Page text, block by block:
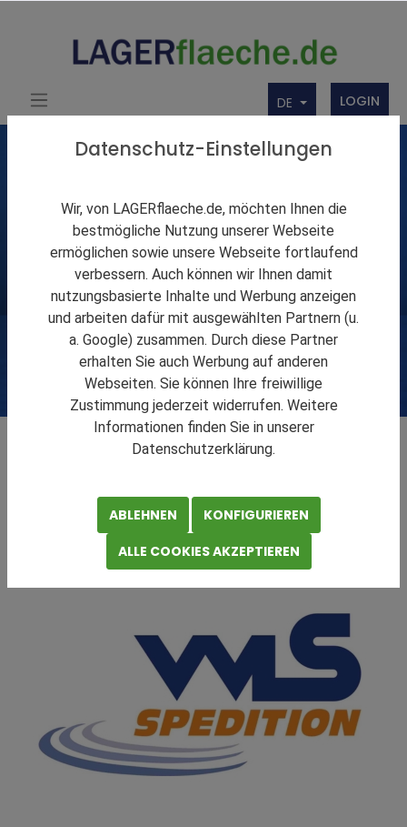
DE LOGIN
PR-LAGERflaeche.de
Archiv
PR
Messeangebot für Sie!
Vorstellung die WLS GmbH - Tu das, was Du kannst!
Datenschutz-Einstellungen
Wir, von LAGERflaeche.de, möchten Ihnen die
bestmögliche Nutzung unserer Webseite
ermöglichen sowie unsere Webseite fortlaufend
verbessern. Auch können wir Ihnen damit
nutzungsbasierte Inhalte und Werbung anzeigen
und arbeiten dafür mit ausgewählten Partnern (u.
a. Google) zusammen. Durch diese Partner
erhalten Sie auch Werbung auf anderen
Webseiten. Sie können Ihre freiwillige
Zustimmung jederzeit widerrufen. Weitere
Informationen finden Sie in unserer
Datenschutzerklärung.
ABLEHNEN
KONFIGURIEREN
ALLE COOKIES AKZEPTIEREN